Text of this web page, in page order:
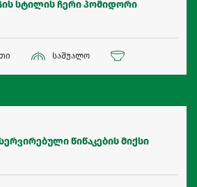
სტილის ჩერი პომიდორი
საშუალო
წიწაკების მიქსი